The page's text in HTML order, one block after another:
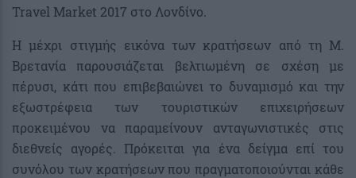
Travel Market 2017 στο Λονδίνο.
Η μέχρι στιγμής εικόνα των κρατήσεων από τη M.
Βρετανία παρουσιάζεται βελτιωμένη σε σχέση με
πέρυσι, κάτι που επιβεβαιώνει το δυναμισμό και την
εξωστρέφεια των τουριστικών επιχειρήσεων
προκειμένου να παραμείνουν ανταγωνιστικές στις
διεθνείς αγορές. Πρόκειται για ένα δείγμα επί του
συνόλου των κρατήσεων που πραγματοποιούνται κάθε